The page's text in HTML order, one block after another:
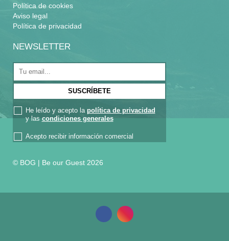
Política de cookies
Aviso legal
Política de privacidad
NEWSLETTER
He leído y acepto la política de privacidad
y las condiciones generales
Acepto recibir información comercial
© BOG | Be our Guest 2026